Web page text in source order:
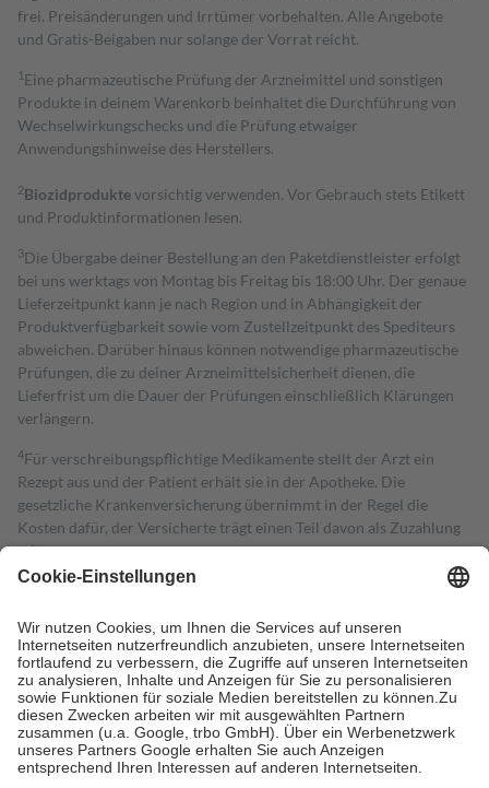
frei. Preisänderungen und Irrtümer vorbehalten. Alle Angebote
und Gratis-Beigaben nur solange der Vorrat reicht.
1 Eine pharmazeutische Prüfung der Arzneimittel und sonstigen
Produkte in deinem Warenkorb beinhaltet die Durchführung von
Wechselwirkungschecks und die Prüfung etwaiger
Anwendungshinweise des Herstellers.
2Biozidproduktevorsichtig verwenden. Vor Gebrauch stets Etikett
und Produktinformationen lesen.
3Die Übergabe deiner Bestellung an den Paketdienstleister erfolgt
bei uns werktags von Montag bis Freitag bis 18:00 Uhr. Der genaue
Lieferzeitpunkt kann je nach Region und in Abhängigkeit der
Produktverfügbarkeit sowie vom Zustellzeitpunkt des Spediteurs
abweichen. Darüber hinaus können notwendige pharmazeutische
Prüfungen, die zu deiner Arzneimittelsicherheit dienen, die
Lieferfrist um die Dauer der Prüfungen einschließlich Klärungen
verlängern.
4Für verschreibungspflichtige Medikamente stellt der Arzt ein
Rezept aus und der Patient erhält sie in der Apotheke. Die
gesetzliche Krankenversicherung übernimmt in der Regel die
Kosten dafür, der Versicherte trägt einen Teil davon als Zuzahlung
mit.
Grundsätzlich leisten Mitglieder Zuzahlungen in Höhe von zehn
höchstens zehn Euro.
Es sind jedoch nie mehr als die tatsächlichen
Kosten der Leistung zu entrichten.
Diese Regeln gelten grundsätzlich auch für Online-Apotheken.
Bei Heilmitteln und häuslicher Krankenpflege beträgt die
Zuzahlung zehn Prozent der Kosten sowie zehn Euro je
Verordnung.
Um das Engagement der Versicherten für ihre eigene Gesundheit zu
stärken und die besondere Stellung der Familie zu unterstützen,